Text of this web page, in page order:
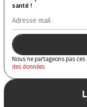
santé !
Adresse mail
Nous ne partageons pas
des données